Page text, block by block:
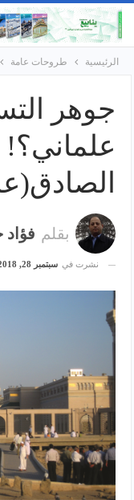
الرئيسية طروحات عامة
جوهر
علماني؟!
بقلم فؤاد
نشرت في سبتمبر 28, 2018